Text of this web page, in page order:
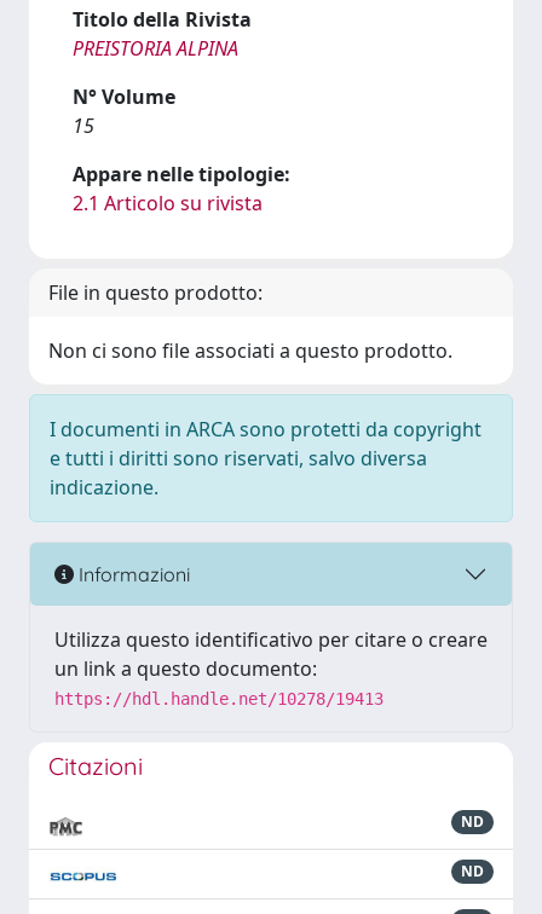
Titolo della Rivista
PREISTORIA ALPINA
N° Volume
15
Appare nelle tipologie:
2.1 Articolo su rivista
File in questo prodotto:
Non ci sono file associati a questo prodotto.
I documenti in ARCA sono protetti da copyright
e tutti i diritti sono riservati, salvo diversa
indicazione.
Informazioni
Utilizza questo identificativo per citare o creare
un link a questo documento:
https://hdl.handle.net/10278/19413
Citazioni
ND
ND